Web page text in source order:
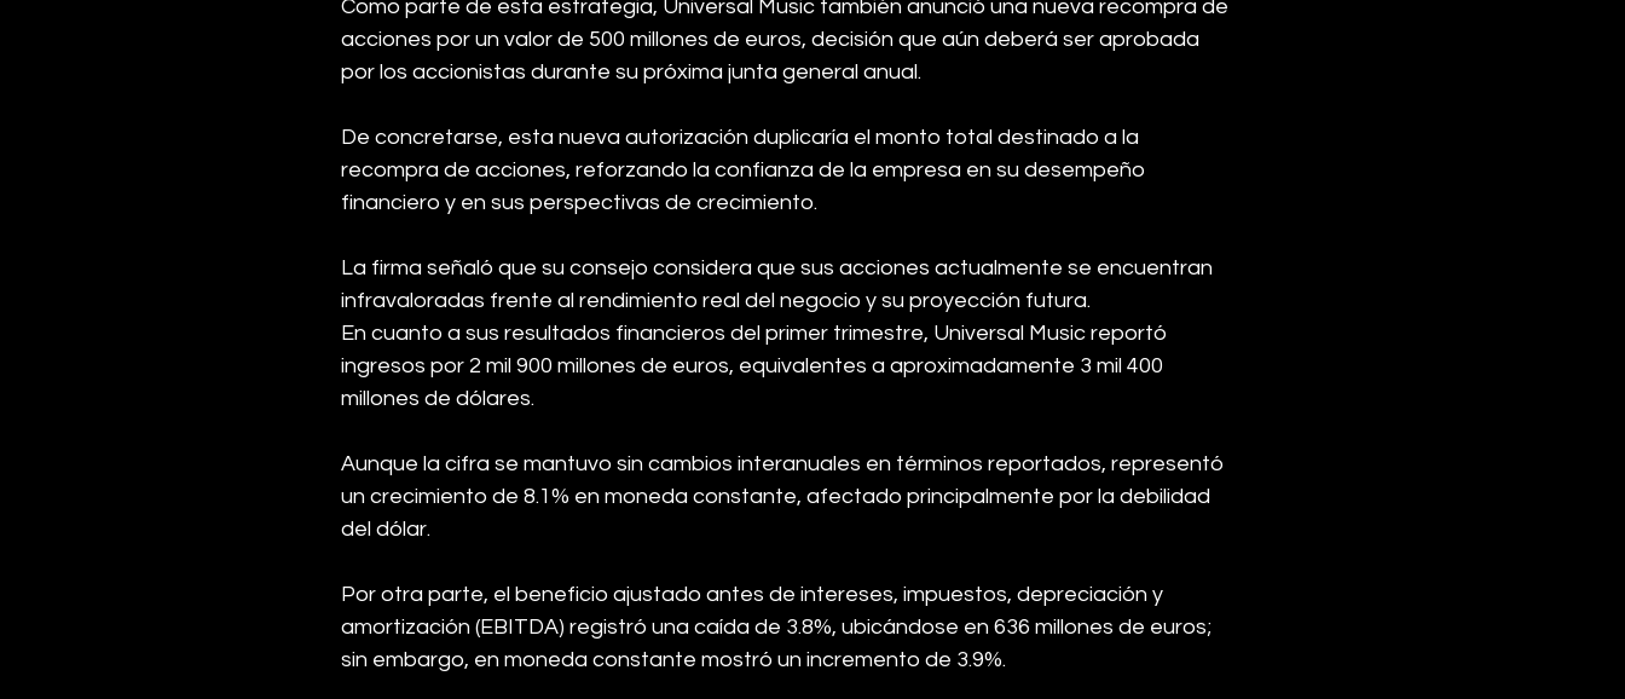
Como parte de esta estrategia, Universal Music también anunció una nueva recompra de
acciones por un valor de 500 millones de euros, decisión que aún deberá ser aprobada
por los accionistas durante su próxima junta general anual.
De concretarse, esta nueva autorización duplicaría el monto total destinado a la
recompra de acciones, reforzando la confianza de la empresa en su desempeño
financiero y en sus perspectivas de crecimiento.
La firma señaló que su consejo considera que sus acciones actualmente se encuentran
infravaloradas frente al rendimiento real del negocio y su proyección futura.
En cuanto a sus resultados financieros del primer trimestre, Universal Music reportó
ingresos por 2 mil 900 millones de euros, equivalentes a aproximadamente 3 mil 400
millones de dólares.
Aunque la cifra se mantuvo sin cambios interanuales en términos reportados, representó
un crecimiento de 8.1% en moneda constante, afectado principalmente por la debilidad
del dólar.
Por otra parte, el beneficio ajustado antes de intereses, impuestos, depreciación y
amortización (EBITDA) registró una caída de 3.8%, ubicándose en 636 millones de euros;
sin embargo, en moneda constante mostró un incremento de 3.9%.